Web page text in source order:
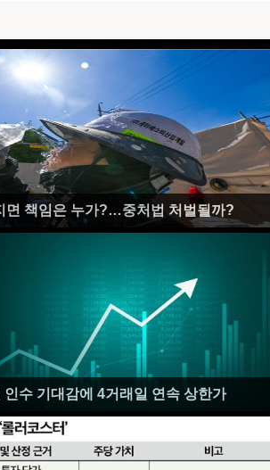
면 책임은 누가?…중처법 처벌될까?
수 기대감에 4거래일 연속 상한가